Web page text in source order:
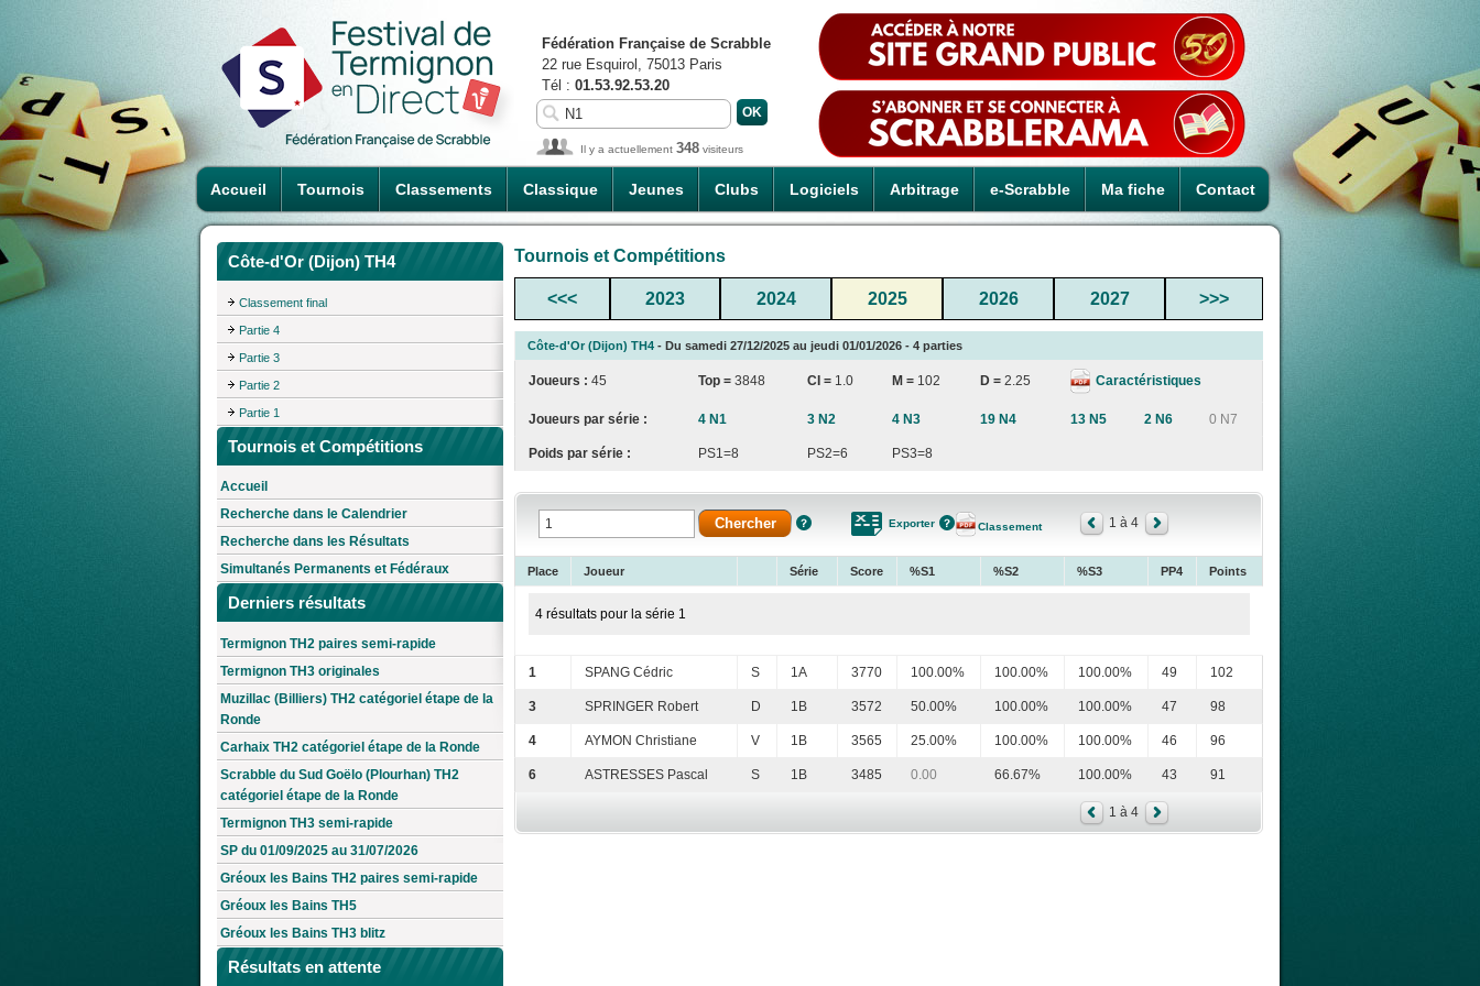
Accueil Tournois Classements Classique Jeunes Clubs Logiciels Arbitrage e-Scrabble Ma fiche Contact
Fédération Française de Scrabble
22 rue Esquirol, 75013 Paris
Tél : 01.53.92.53.20
Il y a actuellement 348 visiteurs
Côte-d'Or (Dijon) TH4
Classement final
Partie 4
Partie 3
Partie 2
Partie 1
Tournois et Compétitions
Accueil
Recherche dans le Calendrier
Recherche dans les Résultats
Simultanés Permanents et Fédéraux
Derniers résultats
Termignon TH2 paires semi-rapide
Termignon TH3 originales
Muzillac (Billiers) TH2 catégoriel étape de la
Ronde
Carhaix TH2 catégoriel étape de la Ronde
Scrabble du Sud Goëlo (Plourhan) TH2
catégoriel étape de la Ronde
Termignon TH3 semi-rapide
SP du 01/09/2025 au 31/07/2026
Gréoux les Bains TH2 paires semi-rapide
Gréoux les Bains TH5
Gréoux les Bains TH3 blitz
Résultats en attente
Tournois et Compétitions
<<< 2023 2024 2025 2026 2027 >>>
Côte-d'Or (Dijon) TH4 - Du samedi 27/12/2025 au jeudi 01/01/2026 - 4 parties
Joueurs : 45 Top = 3848 CI = 1.0 M = 102 D = 2.25 Caractéristiques
Joueurs par série : 4 N1 3 N2 4 N3 19 N4 13 N5 2 N6 0 N7
Poids par série : PS1=8 PS2=6 PS3=8
Exporter Classement 1 à 4
Place Joueur Série Score %S1 %S2 %S3 PP4 Points
4 résultats pour la série 1
1 SPANG Cédric S 1A 3770 100.00% 100.00% 100.00% 49 102
3 SPRINGER Robert D 1B 3572 50.00% 100.00% 100.00% 47 98
4 AYMON Christiane V 1B 3565 25.00% 100.00% 100.00% 46 96
6 ASTRESSES Pascal S 1B 3485 0.00 66.67% 100.00% 43 91
1 à 4